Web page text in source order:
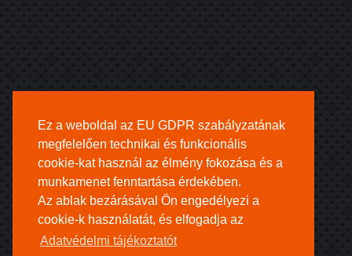
Ez a weboldal az EU GDPR szabályzatának
megfelelően technikai és funkcionális
cookie-kat használ az élmény fokozása és a
munkamenet fenntartása érdekében.
Az ablak bezárásával Ön engedélyezi a
cookie-k használatát, és elfogadja az
Adatvédelmi tájékoztatót